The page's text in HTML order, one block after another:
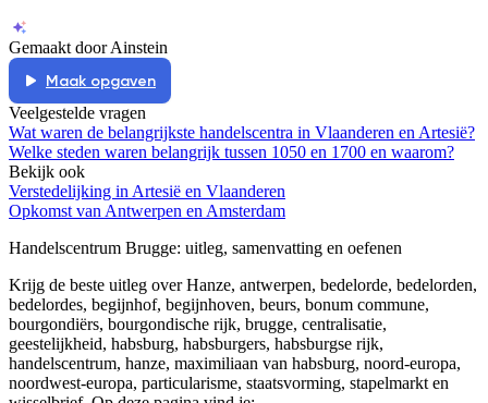
Gemaakt door Ainstein
Maak opgaven
Veelgestelde vragen
Wat waren de belangrijkste handelscentra in Vlaanderen en Artesië?
Welke steden waren belangrijk tussen 1050 en 1700 en waarom?
Bekijk ook
Verstedelijking in Artesië en Vlaanderen
Opkomst van Antwerpen en Amsterdam
Handelscentrum Brugge: uitleg, samenvatting en oefenen
Krijg de beste uitleg over Hanze, antwerpen, bedelorde, bedelorden,
bedelordes, begijnhof, begijnhoven, beurs, bonum commune,
bourgondiërs, bourgondische rijk, brugge, centralisatie,
geestelijkheid, habsburg, habsburgers, habsburgse rijk,
handelscentrum, hanze, maximiliaan van habsburg, noord-europa,
noordwest-europa, particularisme, staatsvorming, stapelmarkt en